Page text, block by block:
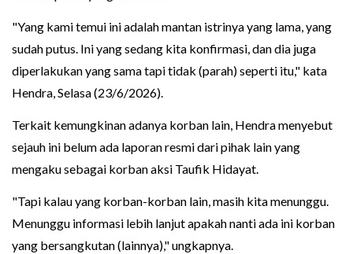
"Yang kami temui ini adalah mantan istrinya yang lama, yang
sudah putus. Ini yang sedang kita konfirmasi, dan dia juga
diperlakukan yang sama tapi tidak (parah) seperti itu," kata
Hendra, Selasa (23/6/2026).
Terkait kemungkinan adanya korban lain, Hendra menyebut
sejauh ini belum ada laporan resmi dari pihak lain yang
mengaku sebagai korban aksi Taufik Hidayat.
"Tapi kalau yang korban-korban lain, masih kita menunggu.
Menunggu informasi lebih lanjut apakah nanti ada ini korban
yang bersangkutan (lainnya)," ungkapnya.